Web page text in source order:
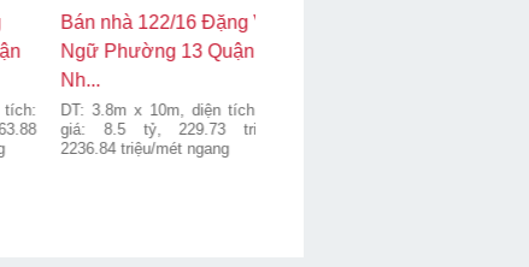
Bán nhà 168 Đặng Văn Bi
Bình Thọ Thành phố Thủ
Đức...
DT: 8.4m x 20.0m, diện tích:
168.0m2 giá: 37 tỷ